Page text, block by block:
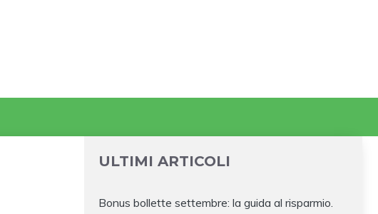
ULTIMI ARTICOLI
Bonus bollette settembre: la guida al risparmio.